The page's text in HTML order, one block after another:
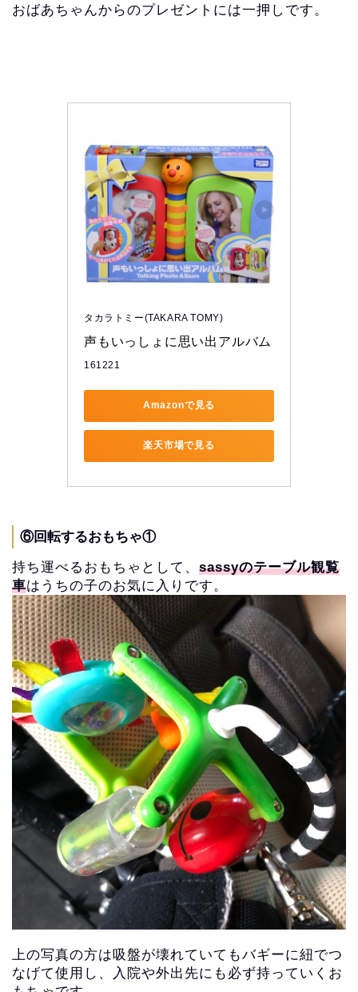
おばあちゃんからのプレゼントには一押しです。
タカラトミー(TAKARA TOMY)
声もいっしょに思い出アルバム
161221
Amazonで見る
楽天市場で見る
⑥回転するおもちゃ①
持ち運べるおもちゃとして、 sassyのテーブル観覧
車はうちの子のお気に入りです。
上の写真の方は吸盤が壊れていてもバギーに紐でつ
なげて使用し、入院や外出先にも必ず持っていくお